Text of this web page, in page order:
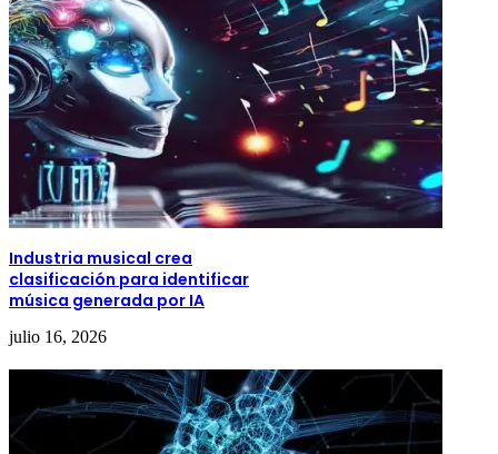
Industria musical crea
clasificación para identificar
música generada por IA
julio 16, 2026